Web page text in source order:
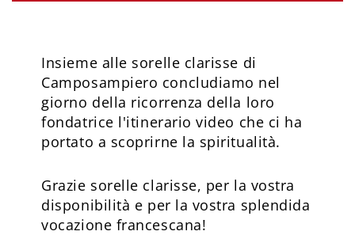
Insieme alle sorelle clarisse di
Camposampiero concludiamo nel
giorno della ricorrenza della loro
fondatrice l'itinerario video che ci ha
portato a scoprirne la spiritualità.
Grazie sorelle clarisse, per la vostra
disponibilità e per la vostra splendida
vocazione francescana!